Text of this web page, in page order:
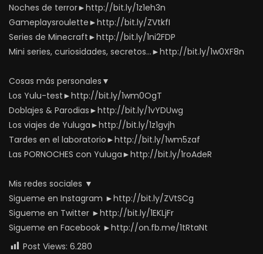
Noches de terror►http://bit.ly/1z1eh3n
Gameplaysroulette►http://bit.ly/ZVtkfI
Series de Minecraft►http://bit.ly/1ni2FDP
Mini series, curiosidades, secretos…►http://bit.ly/1w0XF8n
Cosas más personales▼
Los Yulu-test►http://bit.ly/1wm0OgT
Doblajes & Parodias►http://bit.ly/1vYDUwg
Los viajes de Yuluga►http://bit.ly/1z1gvjh
Tardes en el laboratorio►http://bit.ly/1wm5zaf
Las PORNOCHES con Yuluga►http://bit.ly/1roAdeR
Mis redes sociales ▼
Sigueme en Instagram ►http://bit.ly/ZVtSCg
Sigueme en Twitter ►http://bit.ly/1EKLjFr
Sigueme en Facebook ►http://on.fb.me/1tRtaNt
Post Views: 6.280